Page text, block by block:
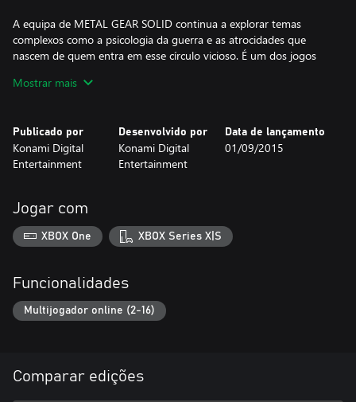
A equipa de METAL GEAR SOLID continua a explorar temas
complexos como a psicologia da guerra e as atrocidades que
nascem de quem entra em esse círculo vicioso. É um dos jogos
seu realismo visual e o seu desenho pormenorizado. MGSV: The
à sua experiência de jogo imersiva.
Características principais:
máxima liberdade para decidir como completar as missões e
progredir no jogo
- Fox Engine oferece gráficos realistas, um design do jogo muito
complexo e uma grande qualidade de produção de nova geração
consolas para incrementar a funcionalidade e o acesso ao jogo.
Mostrar mais
Publicado por
Konami Digital
Entertainment
Desenvolvido por
Konami Digital
Entertainment
Data de lançamento
01/09/2015
Jogar com
XBOX One XBOX Series X|S
Funcionalidades
Multijogador online (2-16)
Comparar edições